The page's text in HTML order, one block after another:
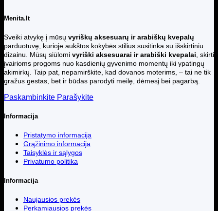
Menita.lt
Sveiki atvykę į mūsų vyriškų aksesuarų ir arabiškų kvepalų
parduotuvę, kurioje aukštos kokybės stilius susitinka su išskirtiniu
dizainu. Mūsų siūlomi vyriški aksesuarai ir arabiški kvepalai , skirti
įvairioms progoms nuo kasdienių gyvenimo momentų iki ypatingų
akimirkų. Taip pat, nepamirškite, kad dovanos moterims, – tai ne tik
gražus gestas, bet ir būdas parodyti meilę, dėmesį bei pagarbą.
Paskambinkite Parašykite
Informacija
Pristatymo informacija
Grąžinimo informacija
Taisyklės ir sąlygos
Privatumo politika
Informacija
Naujausios prekės
Perkamiausios prekės